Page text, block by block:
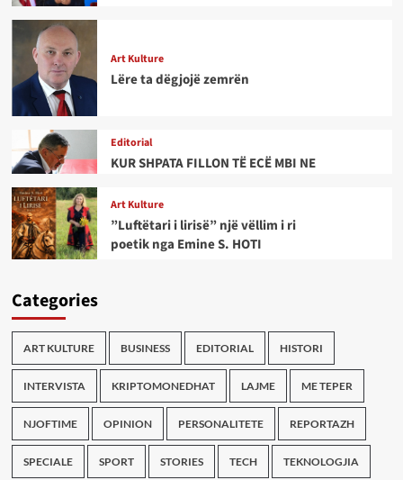
Art Kulture
Lëre ta dëgjojë zemrën
Editorial
KUR SHPATA FILLON TË ECË MBI NE
Art Kulture
”Luftëtari i lirisë” një vëllim i ri
poetik nga Emine S. HOTI
Categories
ART KULTURE BUSINESS EDITORIAL HISTORI
INTERVISTA KRIPTOMONEDHAT LAJME ME TEPER
NJOFTIME OPINION PERSONALITETE REPORTAZH
SPECIALE SPORT STORIES TECH TEKNOLOGJIA